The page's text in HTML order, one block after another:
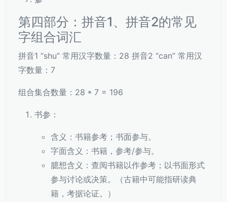
第四部分：拼音1、拼音2的常见
字组合词汇
拼音1 “shu” 常用汉字数量：28 拼音2 “can” 常用汉
字数量：7
组合集合数量：28 * 7 = 196
书参：
含义：书籍参考；书面参与。
字面含义：书籍，参考/参与。
臆想含义：查阅书籍以作参考；以书面形式
参与讨论或决策。（古籍中可能指研读典
籍，考据论证。）